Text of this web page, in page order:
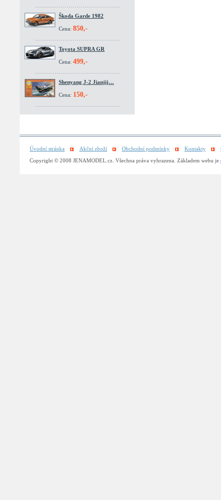
Škoda Garde 1982
Cena: 850,-
Toyota SUPRA GR
Cena: 499,-
Shenyang J-2 Jianjij…
Cena: 150,-
Úvodní stránka Akční zboží Obchodní podmínky Kontakty
Copyright © 2008 JENAMODEL.cz. Všechna práva vyhrazena. Základem webu je